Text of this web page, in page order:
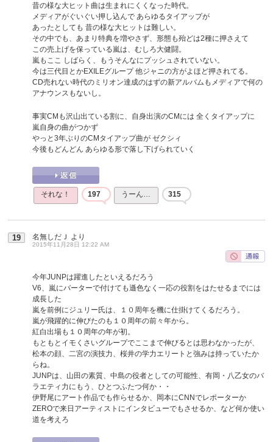
昔の様な大ヒット曲は生まれにくくなった時代。
メディアがぐいぐい押し込んで あらゆるタイアップが
あったとしても 昔の様な大ヒットは難しい。
その中でも、あまり特典を増やさず、形態も殆どは2種に押さえて
この売上げを保っている嵐は、むしろ大健闘。
嵐もここ しばらく、もうそんなにプッシュされていない。
今は三代目とかEXILEグループ 他ジャニの方がよほど押されてる。
CD売れない時代のミリオン達成のはずの新アルバムもメディアで何の
アナウンスもないし。
事実CMも沢山出ている割に、自身出演のCMには 全くタイアップに
嵐自身の曲がつかず
やっと3年ぶりのCMタイアップ曲が ゼクシィ
今後もどんどん あらゆる形で落し下げられていく
それな！ 197 うーん… 315
19 名無しだＪ より
2015年11月28日 12:22 AM
今年JUNPは躍進したといえるだろう
V6、嵐にバーターで付けても遜色なく一応の役割をはたせるまでには
成長した
嵐を前例にジュリー氏は、１０周年を機に仕掛けてくるだろう。
嵐が飛躍的に伸びたのも１０周年の前々年から。
紅白出場も１０周年の年が初。
もともとイモくさいグループでここまで伸びるとは思わなかったが、
松本の顔、二宮の演技力、桜井の学力エリートと強みは持っていたか
らね。
JUNPは、山田の素質、中島の役者としての可能性、有岡・八乙女のバ
ラエティ力にもう、ひとつふたつ何か・・
伊野尾にアート作品でも作らせるか、岡本にCNNでレポーターか
ZEROで来日アーティストにインタビューでもさせるか、など何か使い
道を考えろ